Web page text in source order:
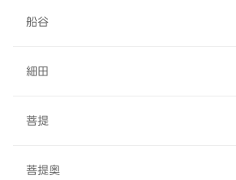
船谷
細田
菩提
菩提奥